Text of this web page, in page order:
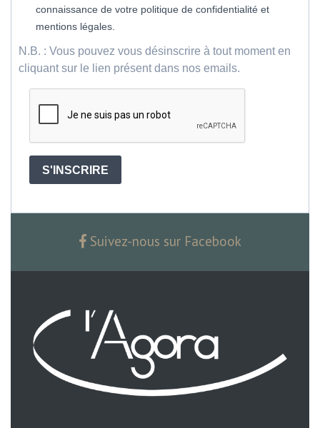
connaissance de votre politique de confidentialité et
mentions légales.
N.B. : Vous pouvez vous désinscrire à tout moment en
cliquant sur le lien présent dans nos emails.
S'INSCRIRE
Suivez-nous sur Facebook